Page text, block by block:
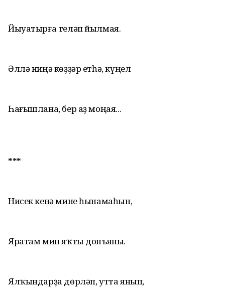
Йыуатырға теләп йылмая.
Әллә ниңә көҙҙәр етһә, күңел
Һағышлана, бер аҙ моңая...
***
Нисек кенә мине һынамаһын,
Яратам мин яҡты донъяны.
Ялҡындарҙа дөрләп, утта янып,